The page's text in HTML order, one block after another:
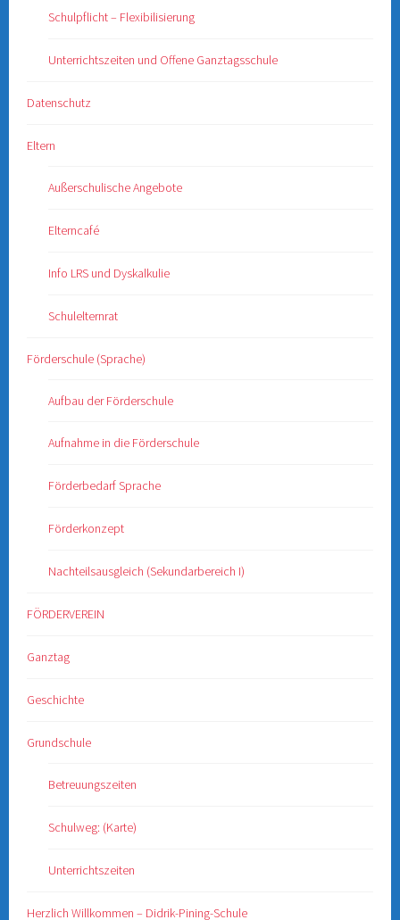
Schulpflicht – Flexibilisierung
Unterrichtszeiten und Offene Ganztagsschule
Datenschutz
Eltern
Außerschulische Angebote
Elterncafé
Info LRS und Dyskalkulie
Schulelternrat
Förderschule (Sprache)
Aufbau der Förderschule
Aufnahme in die Förderschule
Förderbedarf Sprache
Förderkonzept
Nachteilsausgleich (Sekundarbereich I)
FÖRDERVEREIN
Ganztag
Geschichte
Grundschule
Betreuungszeiten
Schulweg: (Karte)
Unterrichtszeiten
Herzlich Willkommen – Didrik-Pining-Schule